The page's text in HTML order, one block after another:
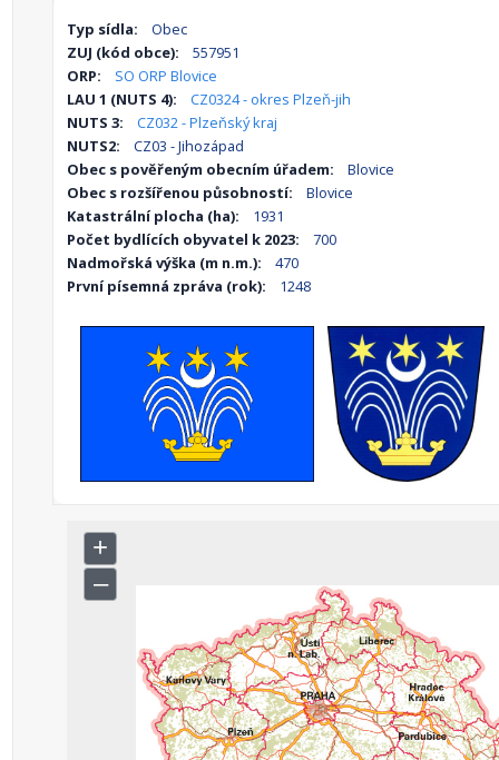
Typ sídla:
Obec
ZUJ (kód obce):
557951
ORP:
SO ORP Blovice
LAU 1 (NUTS 4):
CZ0324 - okres Plzeň-jih
NUTS 3:
CZ032 - Plzeňský kraj
NUTS2:
CZ03 - Jihozápad
Obec s pověřeným obecním úřadem:
Blovice
Obec s rozšířenou působností:
Blovice
Katastrální plocha (ha):
1931
Počet bydlících obyvatel k 2023:
700
Nadmořská výška (m n.m.):
470
První písemná zpráva (rok):
1248